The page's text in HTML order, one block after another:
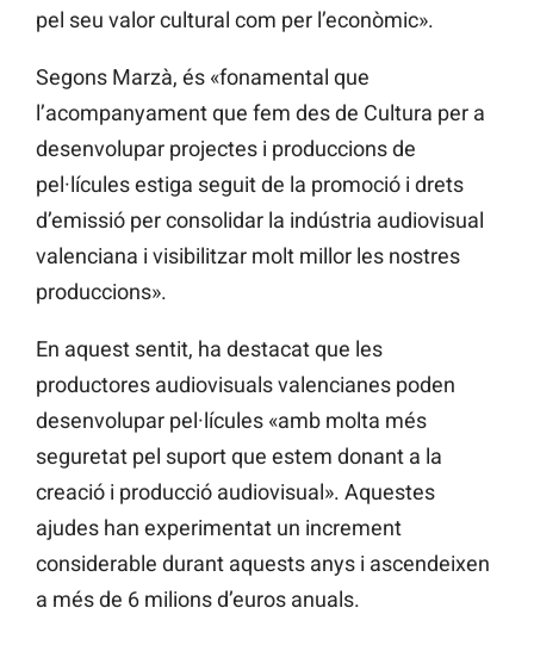
pel seu valor cultural com per l’econòmic».
Segons Marzà, és «fonamental que
l’acompanyament que fem des de Cultura per a
desenvolupar projectes i produccions de
pel·lícules estiga seguit de la promoció i drets
d’emissió per consolidar la indústria audiovisual
valenciana i visibilitzar molt millor les nostres
produccions».
En aquest sentit, ha destacat que les
productores audiovisuals valencianes poden
desenvolupar pel·lícules «amb molta més
seguretat pel suport que estem donant a la
creació i producció audiovisual». Aquestes
ajudes han experimentat un increment
considerable durant aquests anys i ascendeixen
a més de 6 milions d’euros anuals.